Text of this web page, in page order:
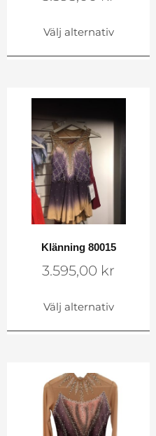
Välj alternativ
Klänning 80015
3.595,00 kr
Välj alternativ